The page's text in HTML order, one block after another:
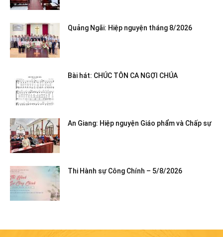
Quảng Ngãi: Hiệp nguyện tháng 8/2026
Bài hát: CHÚC TÔN CA NGỢI CHÚA
An Giang: Hiệp nguyện Giáo phẩm và Chấp sự
Thi Hành sự Công Chính – 5/8/2026